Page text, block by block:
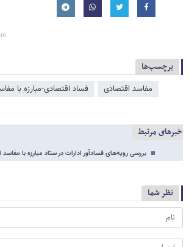
برچسب‌ها
مفاسد اقتصادی فساد اقتصادی-مبارزه با
خبرهای مرتبط
بررسی رویه‌های فسادآور ادارات در ستاد مبارزه با
نظر شما